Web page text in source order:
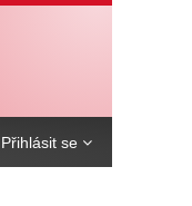
Přihlásit se